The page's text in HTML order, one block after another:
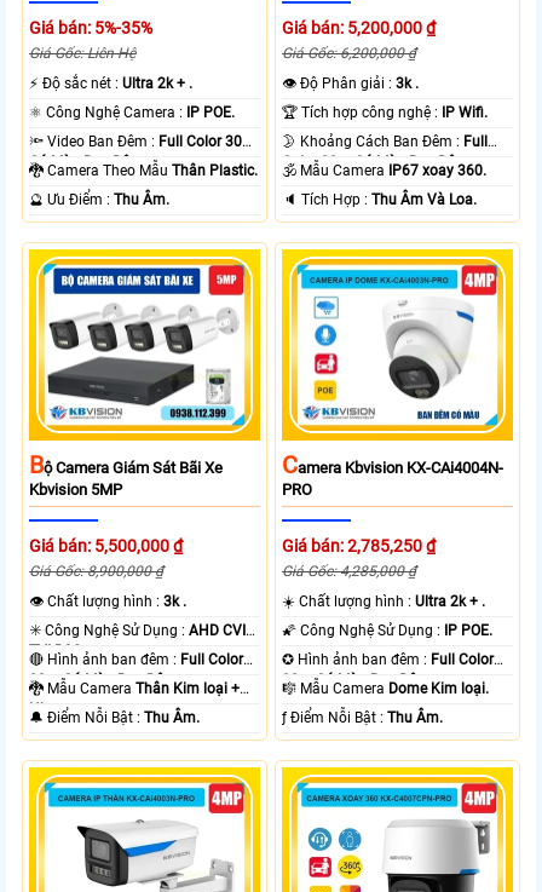
Giá bán: 5%-35%
Giá Gốc: Liên Hệ
️⚡ Độ sắc nét :Ultra 2k + .
⚛️ Công Nghệ Camera : IP POE.
🔦 Video Ban Đêm : Full Color 30m
Có Màu Ban Ðêm.
🐉️ Camera Theo MẫuThân Plastic.
️🔮 Ưu Điểm :Thu Âm.
Giá bán: 5,200,000 ₫
Giá Gốc: 6,200,000 ₫
👁 Độ Phân giải :3k .
🏆 Tích hợp công nghệ : IP Wifi.
🌛 Khoảng Cách Ban Đêm : Full
Color 30m Có Màu Ban Ðêm.
🕉️ Mẫu Camera IP67 xoay 360.
️🔈 Tích Hợp :Thu Âm Và Loa.
BỘ Camera Giám Sát Bãi Xe
Kbvision 5MP
Giá bán: 5,500,000 ₫
Giá Gốc: 8,900,000 ₫
👁 Chất lượng hình :3k .
✳️ Công Nghệ Sử Dụng :AHD CVI
TVI BCS.
🔴 Hình ảnh ban đêm : Full Color
80m Có Màu Ban Ðêm.
🐉️ Mẫu CameraThân Kim loại +
Nhựa.
️🔔 Điểm Nỗi Bật :Thu Âm.
CAmera Kbvision KX-CAi4004N-
PRO
Giá bán: 2,785,250 ₫
Giá Gốc: 4,285,000 ₫
☀️ Chất lượng hình :Ultra 2k + .
🌠 Công Nghệ Sử Dụng :
IP POE.
✪ Hình ảnh ban đêm : Full Color
30m Có Màu Ban Ðêm.
🎼️ Mẫu Camera Dome Kim loại.
️ƒ Điểm Nỗi Bật :Thu Âm.